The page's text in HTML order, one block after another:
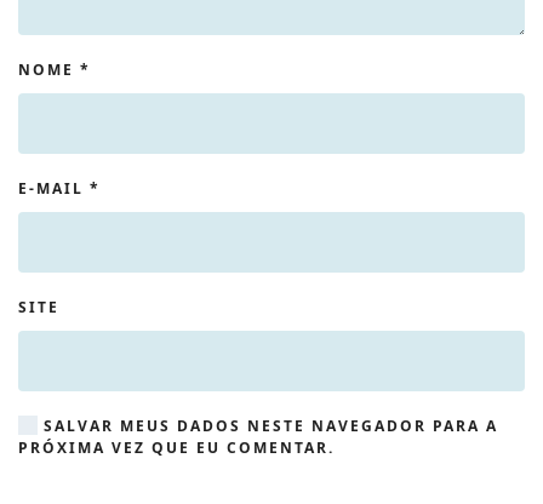
NOME *
E-MAIL *
SITE
SALVAR MEUS DADOS NESTE NAVEGADOR PARA A
PRÓXIMA VEZ QUE EU COMENTAR.